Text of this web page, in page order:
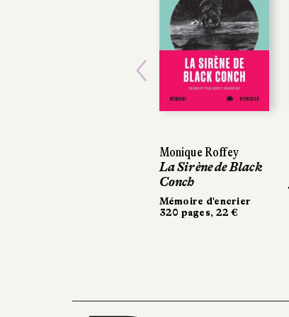
Monique Roffey
La Sirène de Black
Conch
Mémoire d'encrier
320 pages, 22 €
Previous